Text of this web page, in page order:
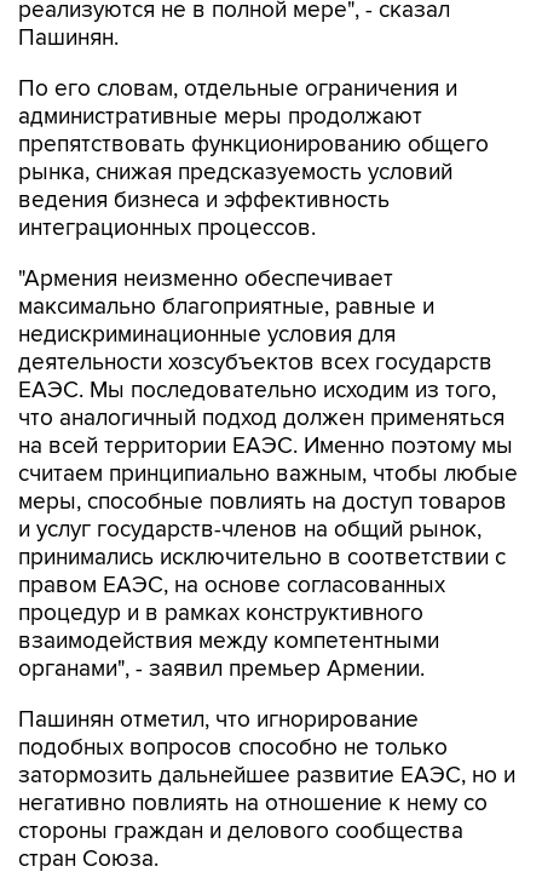
реализуются не в полной мере", - сказал
Пашинян.
По его словам, отдельные ограничения и
административные меры продолжают
препятствовать функционированию общего
рынка, снижая предсказуемость условий
ведения бизнеса и эффективность
интеграционных процессов.
"Армения неизменно обеспечивает
максимально благоприятные, равные и
недискриминационные условия для
деятельности хозсубъектов всех государств
ЕАЭС. Мы последовательно исходим из того,
что аналогичный подход должен применяться
на всей территории ЕАЭС. Именно поэтому мы
считаем принципиально важным, чтобы любые
меры, способные повлиять на доступ товаров
и услуг государств-членов на общий рынок,
принимались исключительно в соответствии с
правом ЕАЭС, на основе согласованных
процедур и в рамках конструктивного
взаимодействия между компетентными
органами", - заявил премьер Армении.
Пашинян отметил, что игнорирование
подобных вопросов способно не только
затормозить дальнейшее развитие ЕАЭС, но и
негативно повлиять на отношение к нему со
стороны граждан и делового сообщества
стран Союза.